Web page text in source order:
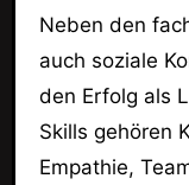
Neben den
auch soziale
den Erfolg als
Skills gehören
Empathie,